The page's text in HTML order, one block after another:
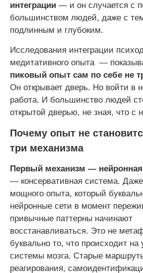
интеграции — и он случается с
большинством людей, даже с
подлинным и глубоким.
Исследования интеграции
медитативного опыта —
пиковый опыт сам по себе не
Он открывает дверь. Но войти в
работа. И большинство людей
открытой дверью, не зная, что с
Почему опыт не
три механизма
Первый механизм —
— консервативная система.
мощного опыта, который
нейронные сети в момент
привычные паттерны начинают
восстанавливаться. Это не
буквально то, что происходит
системы мозга. Старые
реагирования,